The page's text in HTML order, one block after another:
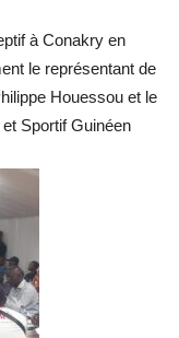
à Conakry en
le représentant de
Houessou et le
Sportif Guinéen